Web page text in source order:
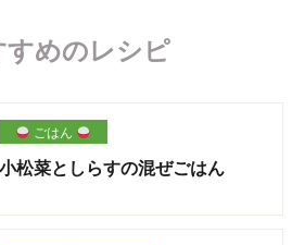
すめのレシピ
ごはん
小松菜としらすの混ぜごはん